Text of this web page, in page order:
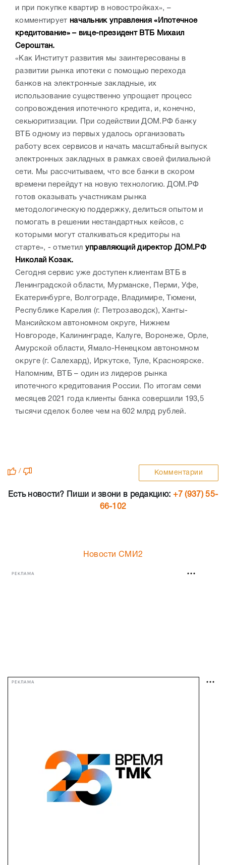
и при покупке квартир в новостройках», –
комментирует начальник управления «Ипотечное
кредитование» – вице-президент ВТБ Михаил
Сероштан.
«Как Институт развития мы заинтересованы в
развитии рынка ипотеки с помощью перехода
банков на электронные закладные, их
использование существенно упрощает процесс
сопровождения ипотечного кредита, и, конечно,
секьюритизации. При содействии ДОМ.РФ банку
ВТБ одному из первых удалось организовать
работу всех сервисов и начать масштабный выпуск
электронных закладных в рамках своей филиальной
сети. Мы рассчитываем, что все банки в скором
времени перейдут на новую технологию. ДОМ.РФ
готов оказывать участникам рынка
методологическую поддержку, делиться опытом и
помогать в решении нестандартных кейсов, с
которыми могут сталкиваться кредиторы на
старте», - отметил управляющий директор ДОМ.РФ
Николай Козак.
Сегодня сервис уже доступен клиентам ВТБ в
Ленинградской области, Мурманске, Перми, Уфе,
Екатеринбурге, Волгограде, Владимире, Тюмени,
Республике Карелия (г. Петрозаводск), Ханты-
Мансийском автономном округе, Нижнем
Новгороде, Калининграде, Калуге, Воронеже, Орле,
Амурской области, Ямало-Ненецком автономном
округе (г. Салехард), Иркутске, Туле, Красноярске.
Напомним, ВТБ – один из лидеров рынка
ипотечного кредитования России. По итогам семи
месяцев 2021 года клиенты банка совершили 193,5
тысячи сделок более чем на 602 млрд рублей.
/ Комментарии
Есть новости? Пиши и звони в редакцию: +7 (937) 55-
66-102
Новости СМИ2
РЕКЛАМА
РЕКЛАМА